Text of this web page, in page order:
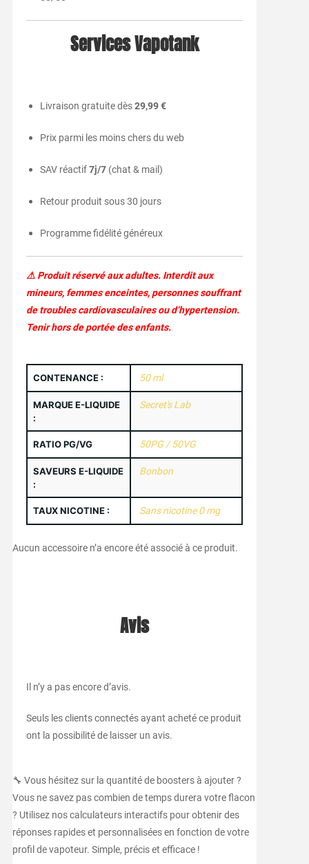
Services Vapotank
Livraison gratuite dès29,99 €
Prix parmi les moins chers du web
SAV réactif7j/7(chat & mail)
Retour produit sous 30 jours
Programme fidélité généreux
⚠ Produit réservé aux adultes. Interdit aux
mineurs, femmes enceintes, personnes souffrant
de troubles cardiovasculaires ou d’hypertension.
Tenir hors de portée des enfants.
CONTENANCE : 50 ml
MARQUE E-LIQUIDE
:
Secret's Lab
RATIO PG/VG 50PG / 50VG
SAVEURS E-LIQUIDE
:
Bonbon
TAUX NICOTINE : Sans nicotine 0 mg
Aucun accessoire n’a encore été associé à ce produit.
Avis
Il n’y a pas encore d’avis.
Seuls les clients connectés ayant acheté ce produit
ont la possibilité de laisser un avis.
🔧 Vous hésitez sur la quantité de boosters à ajouter ?
Vous ne savez pas combien de temps durera votre flacon
? Utilisez nos calculateurs interactifs pour obtenir des
réponses rapides et personnalisées en fonction de votre
profil de vapoteur. Simple, précis et efficace !